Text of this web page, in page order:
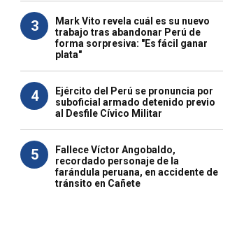
3
Mark Vito revela cuál es su nuevo
trabajo tras abandonar Perú de
forma sorpresiva: "Es fácil ganar
plata"
4
Ejército del Perú se pronuncia por
suboficial armado detenido previo
al Desfile Cívico Militar
5
Fallece Víctor Angobaldo,
recordado personaje de la
farándula peruana, en accidente de
tránsito en Cañete